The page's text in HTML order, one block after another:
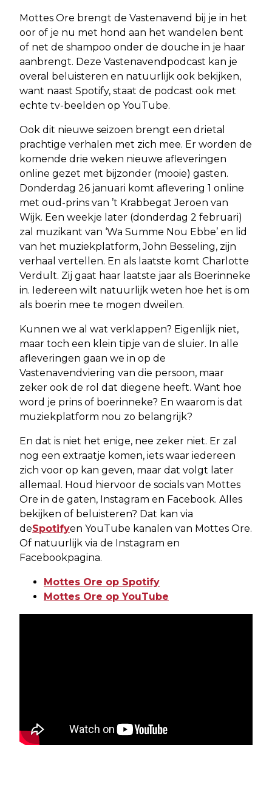
Mottes Ore brengt de Vastenavend bij je in het
oor of je nu met hond aan het wandelen bent
of net de shampoo onder de douche in je haar
aanbrengt. Deze Vastenavendpodcast kan je
overal beluisteren en natuurlijk ook bekijken,
want naast Spotify, staat de podcast ook met
echte tv-beelden op YouTube.
Ook dit nieuwe seizoen brengt een drietal
prachtige verhalen met zich mee. Er worden de
komende drie weken nieuwe afleveringen
online gezet met bijzonder (mooie) gasten.
Donderdag 26 januari komt aflevering 1 online
met oud-prins van ’t Krabbegat Jeroen van
Wijk. Een weekje later (donderdag 2 februari)
zal muzikant van ‘Wa Summe Nou Ebbe’ en lid
van het muziekplatform, John Besseling, zijn
verhaal vertellen. En als laatste komt Charlotte
Verdult. Zij gaat haar laatste jaar als Boerinneke
in. Iedereen wilt natuurlijk weten hoe het is om
als boerin mee te mogen dweilen.
Kunnen we al wat verklappen? Eigenlijk niet,
maar toch een klein tipje van de sluier. In alle
afleveringen gaan we in op de
Vastenavendviering van die persoon, maar
zeker ook de rol dat diegene heeft. Want hoe
word je prins of boerinneke? En waarom is dat
muziekplatform nou zo belangrijk?
En dat is niet het enige, nee zeker niet. Er zal
nog een extraatje komen, iets waar iedereen
zich voor op kan geven, maar dat volgt later
allemaal. Houd hiervoor de socials van Mottes
Ore in de gaten, Instagram en Facebook. Alles
bekijken of beluisteren? Dat kan via
deSpotifyen YouTube kanalen van Mottes Ore.
Of natuurlijk via de Instagram en
Facebookpagina.
Mottes Ore op Spotify
Mottes Ore op YouTube